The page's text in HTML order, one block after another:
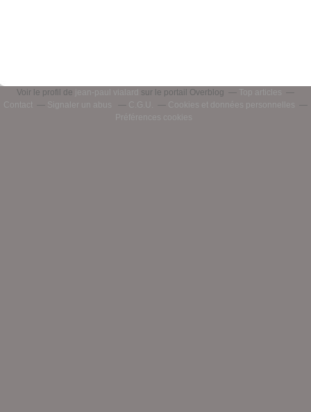
Voir le profil de jean-paul vialard sur le portail Overblog
Top articles
Contact
Signaler un abus C.G.U.
Cookies et données personnelles
Préférences cookies